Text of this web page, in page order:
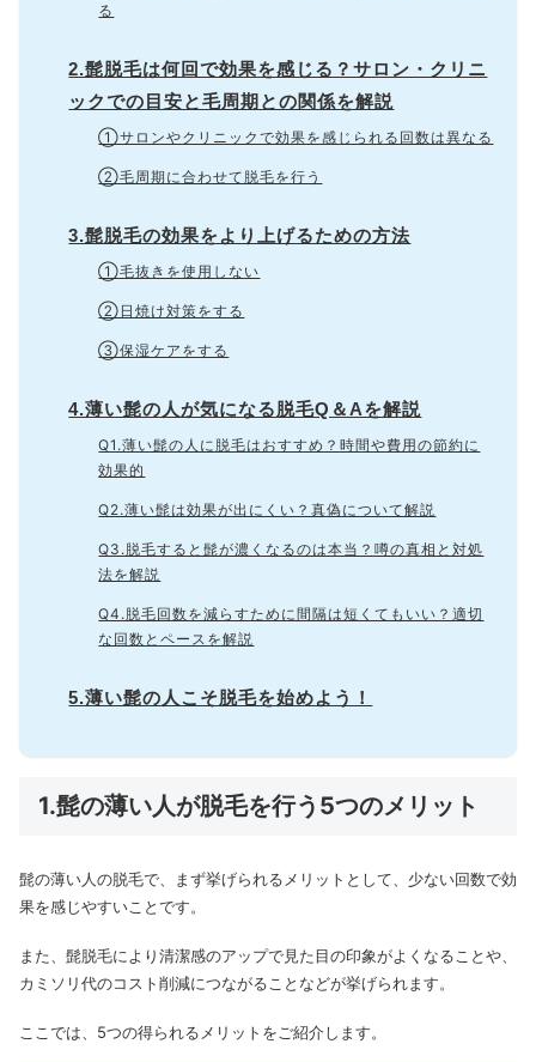
る
2.髭脱毛は何回で効果を感じる？サロン・クリニ
ックでの目安と毛周期との関係を解説
①サロンやクリニックで効果を感じられる回数は異なる
②毛周期に合わせて脱毛を行う
3.髭脱毛の効果をより上げるための方法
①毛抜きを使用しない
②日焼け対策をする
③保湿ケアをする
4.薄い髭の人が気になる脱毛Q＆Aを解説
Q1.薄い髭の人に脱毛はおすすめ？時間や費用の節約に
効果的
Q2.薄い髭は効果が出にくい？真偽について解説
Q3.脱毛すると髭が濃くなるのは本当？噂の真相と対処
法を解説
Q4.脱毛回数を減らすために間隔は短くてもいい？適切
な回数とペースを解説
5.薄い髭の人こそ脱毛を始めよう！
1.髭の薄い人が脱毛を行う5つのメリット
髭の薄い人の脱毛で、まず挙げられるメリットとして、少ない回数で効
果を感じやすいことです。
また、髭脱毛により清潔感のアップで見た目の印象がよくなることや、
カミソリ代のコスト削減につながることなどが挙げられます。
ここでは、5つの得られるメリットをご紹介します。